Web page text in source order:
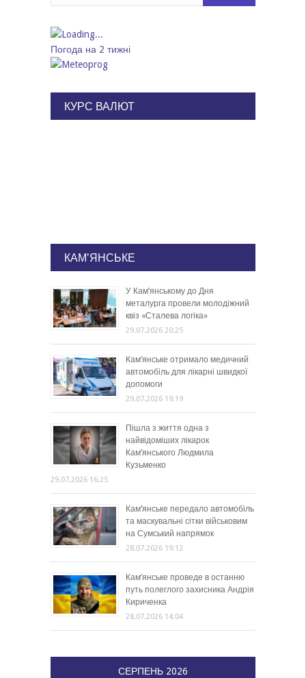
Погода на 2 тижні
КУРС ВАЛЮТ
КАМ'ЯНСЬКЕ
У Кам’янському до Дня
металурга провели молодіжний
квіз «Сталева логіка»
29.07.2026 20:25
Кам’янське отримало медичний
автомобіль для лікарні швидкої
допомоги
29.07.2026 19:19
Пішла з життя одна з
найвідоміших лікарок
Кам’янського Людмила
Кузьменко
29.07.2026 16:25
Кам’янське передало автомобіль
та маскувальні сітки військовим
на Сумський напрямок
28.07.2026 19:12
Кам’янське проведе в останню
путь полеглого захисника Андрія
Кириченка
28.07.2026 14:04
СЕРПЕНЬ 2026